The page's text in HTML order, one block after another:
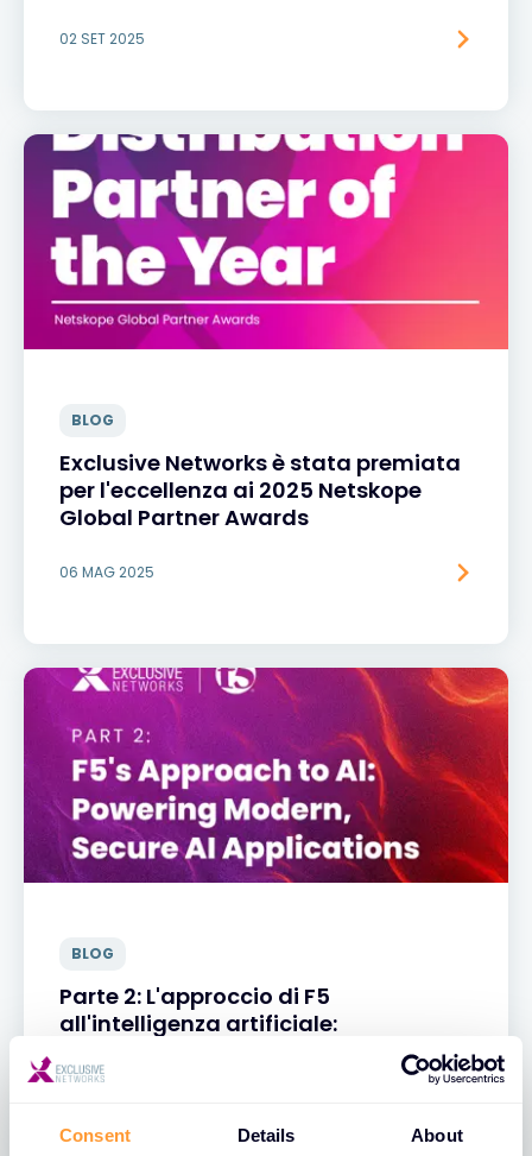
Consent Details About
02 SET 2025
BLOG
Exclusive Networks è stata premiata
per l'eccellenza ai 2025 Netskope
Global Partner Awards
06 MAG 2025
BLOG
Parte 2: L'approccio di F5
all'intelligenza artificiale:
alimentazione di applicazioni AI
moderne e sicure
31 MAR 2025